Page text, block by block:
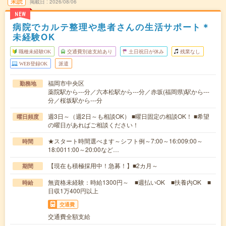
NEW
掲載日 2026/08/06
病院でカルテ整理や患者さんの生活サポート＊
未経験OK
職種未経験OK 交通費別途支給あり 土日祝日が休み 残業なし
WEB登録OK 派遣
勤務地
福岡市中央区
薬院駅から---分／六本松駅から---分／赤坂(福岡県)駅から---
分／桜坂駅から---分
曜日頻度
週3日～（週2日～も相談OK） ■曜日固定の相談OK！ ■希望
の曜日があればご相談ください！
時間
★スタート時間選べます～シフト例～7:00～16:009:00～
18:0011:00～20:00など…
期間 【現在も積極採用中！急募！】■2カ月～
時給
無資格未経験：時給1300円～ ■週払いOK ■扶養内OK ■
日収1万400円以上
交通費
交通費全額支給